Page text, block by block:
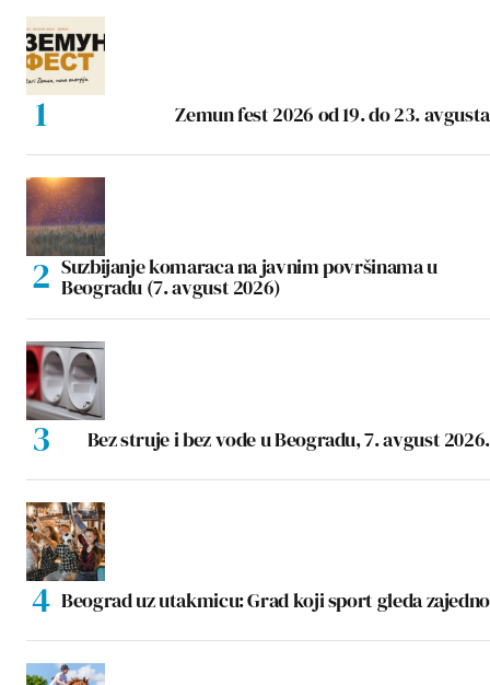
Zemun fest 2026 od 19. do 23. avgusta
Suzbijanje komaraca na javnim površinama u
Beogradu (7. avgust 2026)
Bez struje i bez vode u Beogradu, 7. avgust 2026.
Beograd uz utakmicu: Grad koji sport gleda zajedno